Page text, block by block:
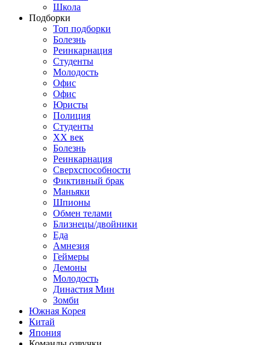
Школа
Подборки
Топ подборки
Болезнь
Реинкарнация
Студенты
Молодость
Офис
Офис
Юристы
Полиция
Студенты
ХХ век
Болезнь
Реинкарнация
Сверхспособности
Фиктивный брак
Маньяки
Шпионы
Обмен телами
Близнецы/двойники
Еда
Амнезия
Геймеры
Демоны
Молодость
Династия Мин
Зомби
Южная Корея
Китай
Япония